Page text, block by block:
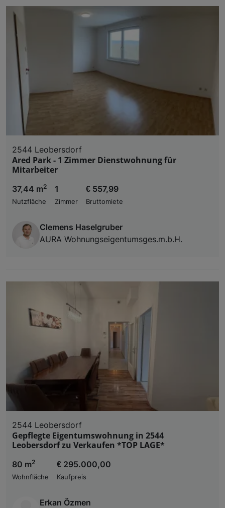
2544 Leobersdorf
Ared Park - 1 Zimmer Dienstwohnung für
Mitarbeiter
37,44 m2
Nutzfläche
1
Zimmer
€ 557,99
Bruttomiete
Clemens Haselgruber
AURA Wohnungseigentumsges.m.b.H.
2544 Leobersdorf
Gepflegte Eigentumswohnung in 2544
Leobersdorf zu Verkaufen *TOP LAGE*
80 m2
Wohnfläche
€ 295.000,00
Kaufpreis
Erkan Özmen